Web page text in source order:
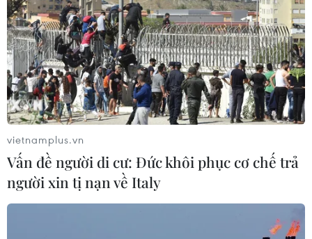
vietnamplus.vn
Vấn đề người di cư: Đức khôi phục cơ chế trả
người xin tị nạn về Italy